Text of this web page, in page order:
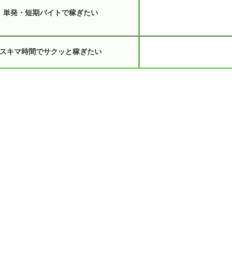
単発・短期バイトで稼ぎたい
スキマ時間でサクッと稼ぎたい